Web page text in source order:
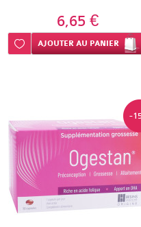
6,65 €
Ajouter à ma liste d’envie
AJOUTER AU PANIER
-